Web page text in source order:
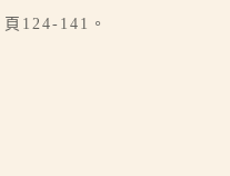
124-141。